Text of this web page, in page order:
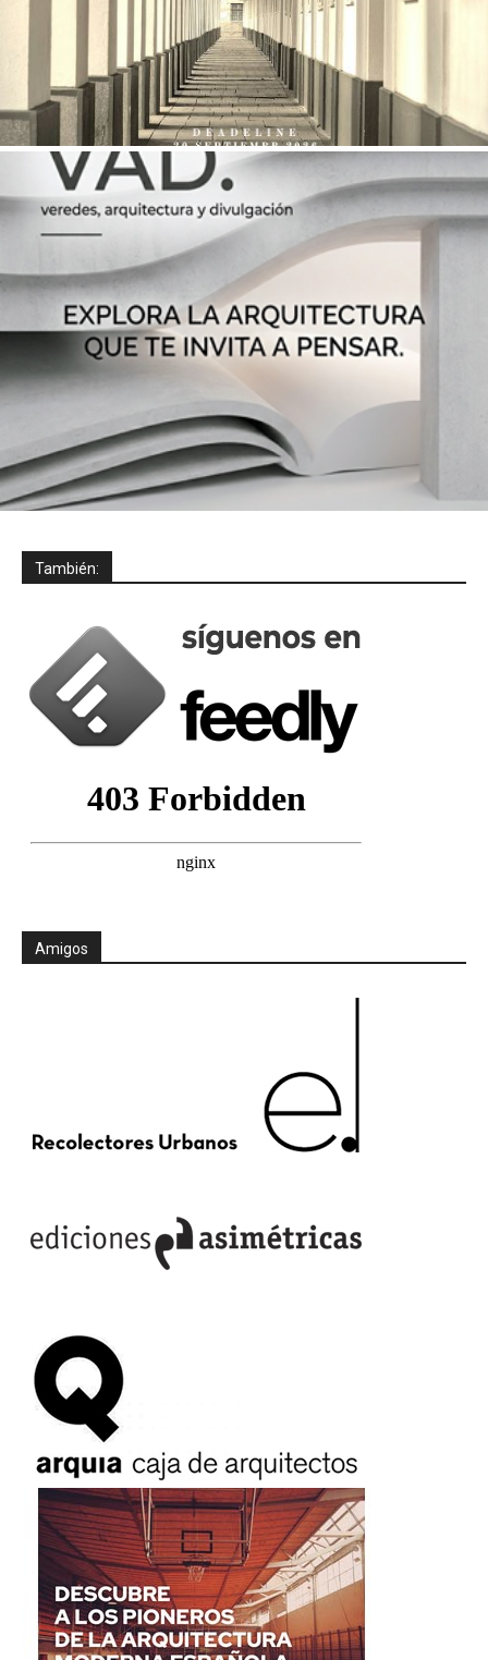
También:
Amigos